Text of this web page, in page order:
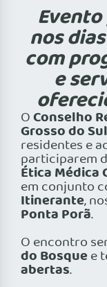
nos
com
e
OConselho
Grosso do
residentes e
participarem
Ética Médica
em conjunto
Itinerante,
Ponta Porã.
O encontro
do Bosquee
abertas.